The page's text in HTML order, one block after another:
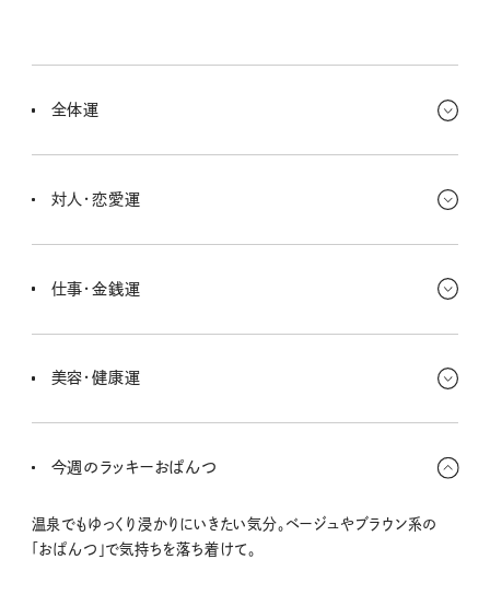
全体運
たり、いい意味で諦めがついたりすることもありそう。言いたいことは
対人・恋愛運
ればいい問題ではなくて、相手にもちゃんと伝えることで新たな関係
仕事・金銭運
注目されるチャンスもあるんだ。アピールした先に、金銭的な実りも
美容・健康運
ゃう、っていう人も多いと思う。誰のせいでもないからプンプンせず
今週のラッキーおぱんつ
温泉でもゆっくり浸かりにいきたい気分。ベージュやブラウン系の
「おぱんつ」で気持ちを落ち着けて。